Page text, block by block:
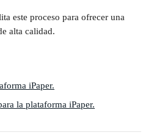
este proceso para ofrecer una
alta calidad.
iPaper.
la plataforma iPaper.